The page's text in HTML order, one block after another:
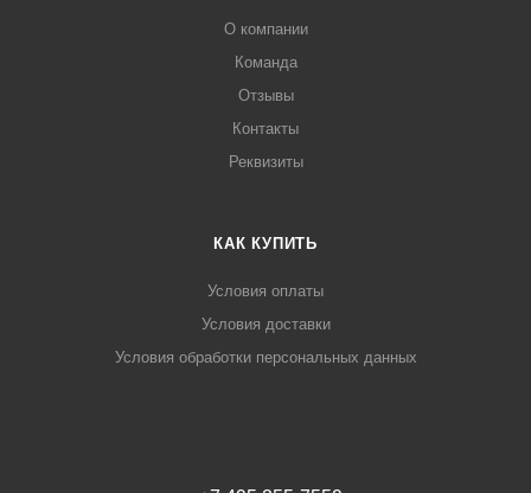
О компании
Команда
Отзывы
Контакты
Реквизиты
КАК КУПИТЬ
Условия оплаты
Условия доставки
Условия обработки персональных данных